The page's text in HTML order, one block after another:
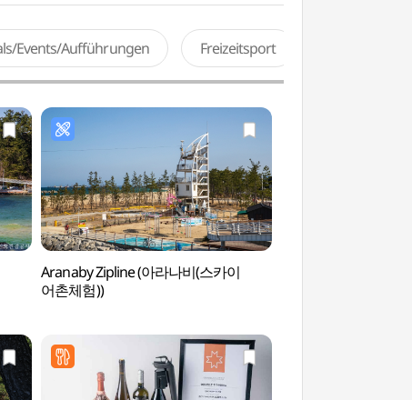
Events/Aufführungen Freizeitsport
Aranaby Zipline (아라나비(스카이
어촌체험))